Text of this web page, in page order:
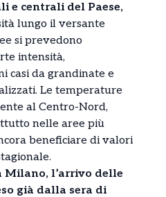
e centrali del Paese,
lungo il versante
si prevedono
intensità,
casi da grandinate e
Le temperature
al Centro-Nord,
nelle aree più
beneficiare di valori
Milano, l’arrivo delle
già dalla sera di